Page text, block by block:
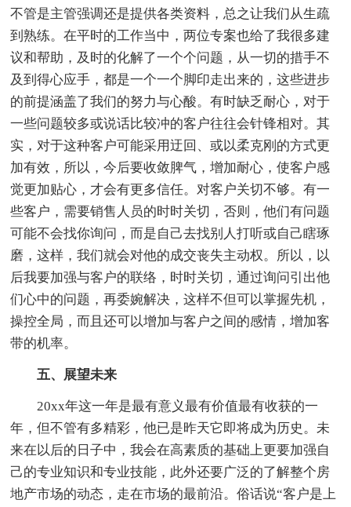
不管是主管强调还是提供各类资料，总之让我们从生疏
到熟练。在平时的工作当中，两位专案也给了我很多建
议和帮助，及时的化解了一个个问题，从一切的措手不
及到得心应手，都是一个一个脚印走出来的，这些进步
的前提涵盖了我们的努力与心酸。有时缺乏耐心，对于
一些问题较多或说话比较冲的客户往往会针锋相对。其
实，对于这种客户可能采用迂回、或以柔克刚的方式更
加有效，所以，今后要收敛脾气，增加耐心，使客户感
觉更加贴心，才会有更多信任。对客户关切不够。有一
些客户，需要销售人员的时时关切，否则，他们有问题
可能不会找你询问，而是自己去找别人打听或自己瞎琢
磨，这样，我们就会对他的成交丧失主动权。所以，以
后我要加强与客户的联络，时时关切，通过询问引出他
们心中的问题，再委婉解决，这样不但可以掌握先机，
操控全局，而且还可以增加与客户之间的感情，增加客
带的机率。
五、展望未来
20xx年这一年是最有意义最有价值最有收获的一
年，但不管有多精彩，他已是昨天它即将成为历史。未
来在以后的日子中，我会在高素质的基础上更要加强自
己的专业知识和专业技能，此外还要广泛的了解整个房
地产市场的动态，走在市场的最前沿。俗话说“客户是上